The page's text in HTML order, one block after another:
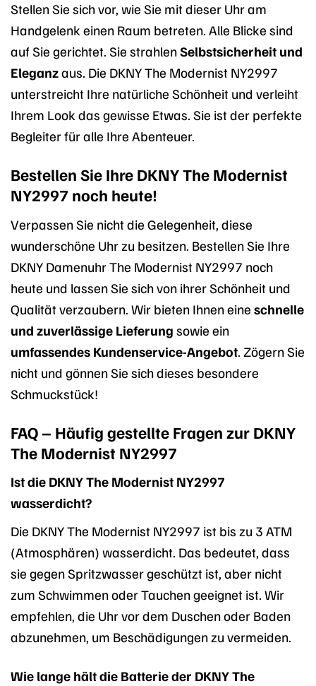
Stellen Sie sich vor, wie Sie mit dieser Uhr am
Handgelenk einen Raum betreten. Alle Blicke sind
auf Sie gerichtet. Sie strahlenSelbstsicherheit und
Eleganzaus. Die DKNY The Modernist NY2997
unterstreicht Ihre natürliche Schönheit und verleiht
Ihrem Look das gewisse Etwas. Sie ist der perfekte
Begleiter für alle Ihre Abenteuer.
Bestellen Sie Ihre DKNY The Modernist
NY2997 noch heute!
Verpassen Sie nicht die Gelegenheit, diese
wunderschöne Uhr zu besitzen. Bestellen Sie Ihre
DKNY Damenuhr The Modernist NY2997 noch
heute und lassen Sie sich von ihrer Schönheit und
Qualität verzaubern. Wir bieten Ihnen eine schnelle
und zuverlässige Lieferung sowie ein
umfassendes Kundenservice-Angebot. Zögern Sie
nicht und gönnen Sie sich dieses besondere
Schmuckstück!
FAQ – Häufig gestellte Fragen zur DKNY
The Modernist NY2997
Ist die DKNY The Modernist NY2997
wasserdicht?
Die DKNY The Modernist NY2997 ist bis zu 3 ATM
(Atmosphären) wasserdicht. Das bedeutet, dass
sie gegen Spritzwasser geschützt ist, aber nicht
zum Schwimmen oder Tauchen geeignet ist. Wir
empfehlen, die Uhr vor dem Duschen oder Baden
abzunehmen, um Beschädigungen zu vermeiden.
Wie lange hält die Batterie der DKNY The